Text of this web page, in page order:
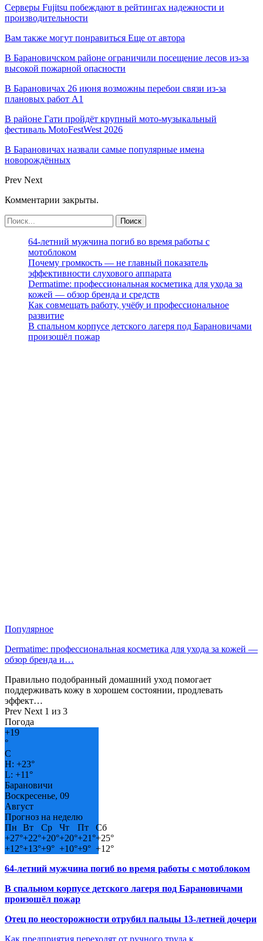
Серверы Fujitsu побеждают в рейтингах надежности и
производительности
Вам также могут понравиться Еще от автора
В Барановичском районе ограничили посещение лесов из-за
высокой пожарной опасности
В Барановичах 26 июня возможны перебои связи из-за
плановых работ A1
В районе Гати пройдёт крупный мото-музыкальный
фестиваль MotoFestWest 2026
В Барановичах назвали самые популярные имена
новорождённых
Prev Next
Комментарии закрыты.
64-летний мужчина погиб во время работы с
мотоблоком
Почему громкость — не главный показатель
эффективности слухового аппарата
Dermatime: профессиональная косметика для ухода за
кожей — обзор бренда и средств
Как совмещать работу, учёбу и профессиональное
развитие
В спальном корпусе детского лагеря под Барановичами
произошёл пожар
Популярное
Dermatime: профессиональная косметика для ухода за кожей —
обзор бренда и…
Правильно подобранный домашний уход помогает
поддерживать кожу в хорошем состоянии, продлевать
эффект…
Prev Next 1 из 3
Погода
+19
°
C
H: +23°
L: +11°
Барановичи
Воскресенье, 09
Август
Прогноз на неделю
Пн
Вт Ср Чт Пт
Сб
+27°+22°+20°+20°+21°+25°
+12°+13°+9° +10°+9° +12°
64-летний мужчина погиб во время работы с мотоблоком
В спальном корпусе детского лагеря под Барановичами
произошёл пожар
Отец по неосторожности отрубил пальцы 13-летней дочери
Как предприятия переходят от ручного труда к